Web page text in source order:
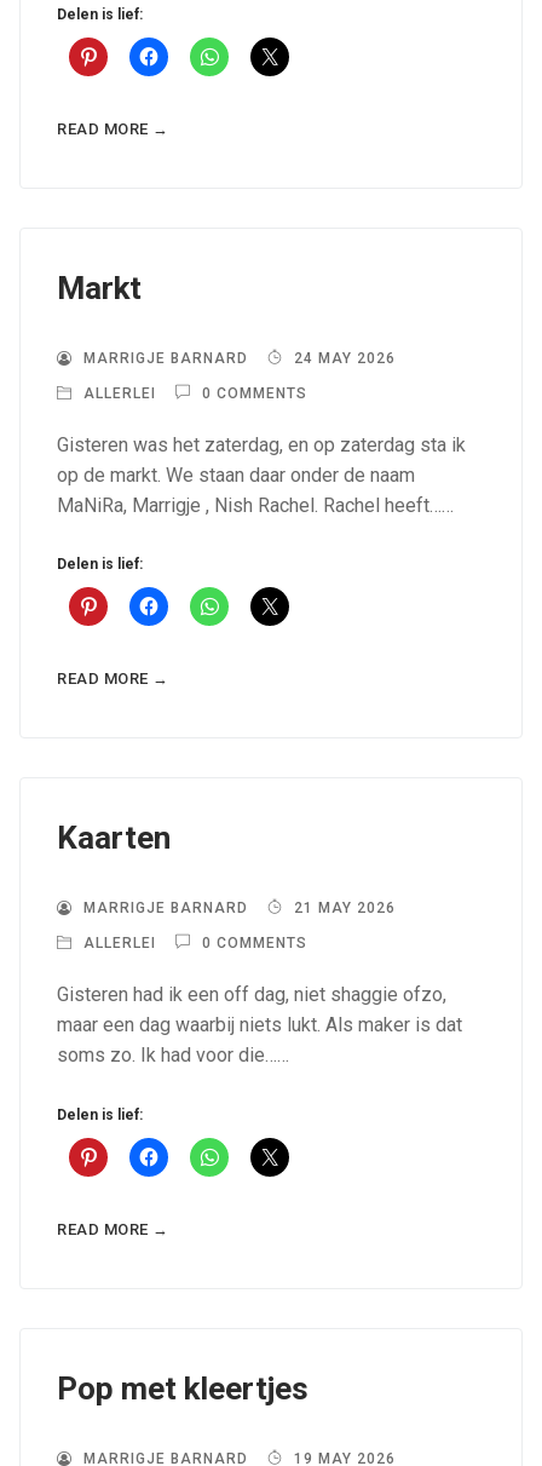
Delen is lief:
READ MORE →
Markt
MARRIGJE BARNARD 24 MAY 2026
ALLERLEI 0 COMMENTS
Gisteren was het zaterdag, en op zaterdag sta ik
op de markt. We staan daar onder de naam
MaNiRa, Marrigje , Nish Rachel. Rachel heeft……
Delen is lief:
READ MORE →
Kaarten
MARRIGJE BARNARD 21 MAY 2026
ALLERLEI 0 COMMENTS
Gisteren had ik een off dag, niet shaggie ofzo,
maar een dag waarbij niets lukt. Als maker is dat
soms zo. Ik had voor die……
Delen is lief:
READ MORE →
Pop met kleertjes
MARRIGJE BARNARD 19 MAY 2026